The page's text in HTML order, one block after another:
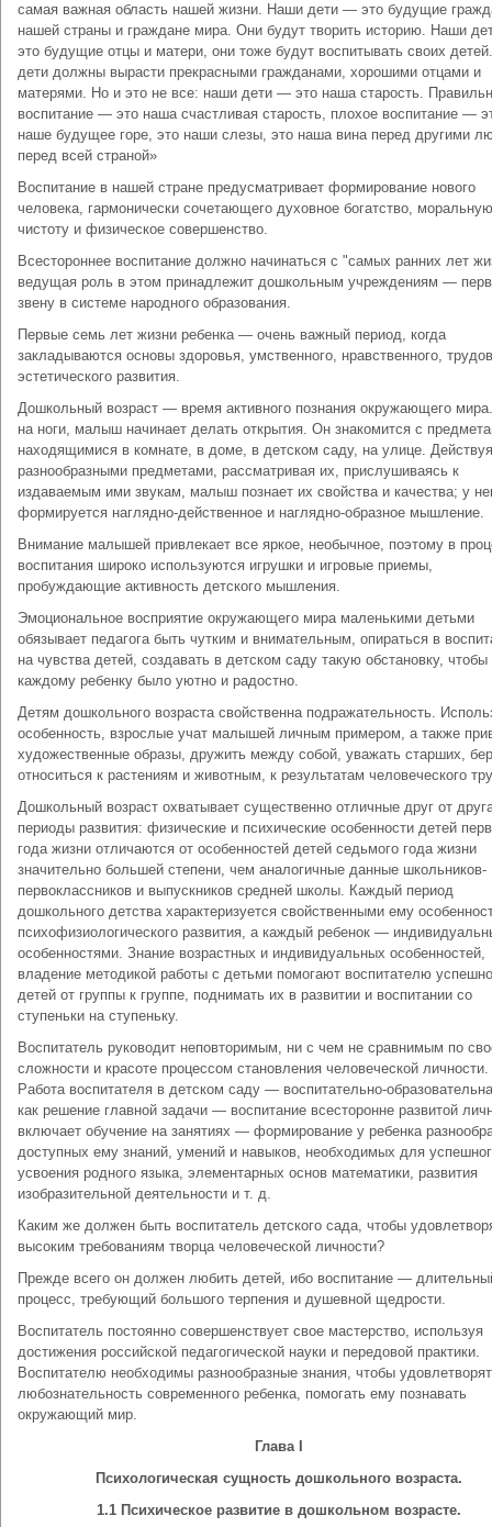
самая важная область нашей жизни. Наши дети — это будущие
нашей страны и граждане мира. Они будут творить историю. Наши
это будущие отцы и матери, они тоже будут воспитывать своих
дети должны вырасти прекрасными граждана­ми, хорошими отцами и
матерями. Но и это не все: наши дети — это наша старость.
воспита­ние — это наша счастливая старость, плохое воспи­тание —
наше будущее горе, это наши слезы, это наша вина перед другими
перед всей стра­ной»
Воспитание в нашей стране предусматривает формирование нового
человека, гармонически сочетающего духовное богатство, моральную
чистоту и физическое совершенство.
Всестороннее воспитание должно начинаться с "самых ран­них лет
ведущая роль в этом принадлежит дошкольным учреждениям —
звену в системе народного образования.
Первые семь лет жизни ребенка — очень важный период, ко­гда
закладываются основы здоровья, умственного, нравственно­го,
эстетического развития.
Дошкольный возраст — время активного познания окружа­ющего
на ноги, малыш начинает делать открытия. Он знакомится с
находящимися в комнате, в доме, в детском саду, на улице.
разнообразными предмета­ми, рассматривая их, прислушиваясь к
издаваемым ими звукам, малыш познает их свойства и качества; у
формируется на­глядно-действенное и наглядно-образное мышление.
Внимание малышей привлекает все яркое, необычное, поэто­му в
воспитания широко используются игрушки и игро­вые приемы,
пробуждающие активность детского мышления.
Эмоциональное восприятие окружающего мира маленькими детьми
обязывает педагога быть чутким и внимательным, опи­раться в
на чувства детей, создавать в детском саду такую обстановку, чтобы
каждому ребенку было уютно и ра­достно.
Детям дошкольного возраста свойственна подражательность.
особенность, взрослые учат малышей личным примером, а также
художественные образы, дружить между собой, уважать старших,
относиться к растениям и животным, к результатам человеческого
Дошкольный возраст охватывает существенно отличные друг от
периоды развития: физические и психические особен­ности детей
года жизни отличаются от особенностей детей седьмого года жизни
значительно большей степени, чем аналогичные данные школьников-
первоклассников и выпускни­ков средней школы. Каждый период
дошкольного детства харак­теризуется свойственными ему
психофизиологиче­ского развития, а каждый ребенок —
особен­ностями. Знание возрастных и индивидуальных особенностей,
владение методикой работы с детьми помогают воспитателю
детей от группы к группе, поднимать их в развитии и воспитании со
ступеньки на ступеньку.
Воспитатель руководит неповторимым, ни с чем не сравни­мым по
сложности и красоте процессом становления чело­веческой личности.
Работа воспитателя в детском саду — воспи­тательно-
как решение главной задачи — воспитание всесторонне развитой
включает обучение на занятиях — формирование у ребенка
доступ­ных ему знаний, умений и навыков, необходимых для
усвоения родного языка, элементарных основ математики, раз­вития
изобразительной деятельности и т. д.
Каким же должен быть воспитатель детского сада, чтобы
высоким требованиям творца человеческой лич­ности?
Прежде всего он должен любить детей, ибо воспитание —
процесс, требующий большого терпения и душевной щедрости.
Воспитатель постоянно совершенствует свое мастерство, ис­пользуя
достижения российской педагогической науки и передовой практики.
Воспитателю необходимы разнообразные знания, чтобы
любознательность современного ребенка, помогать ему познавать
окружающий мир.
Глава I
Психологическая сущность дошкольного возраста.
1.1 Психическое развитие в дошкольном возрасте.